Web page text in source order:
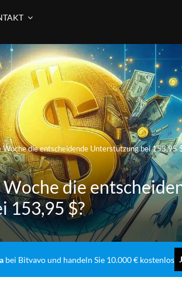
Woche die entscheidende Unterstützung bei 153,95
die
153,95 $?
bei Bitvavo und handeln Sie 10.000 € kostenlos